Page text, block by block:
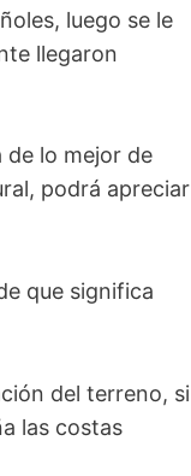
luego se le
llegaron
de lo mejor de
podrá apreciar
que significa
del terreno, si
las costas